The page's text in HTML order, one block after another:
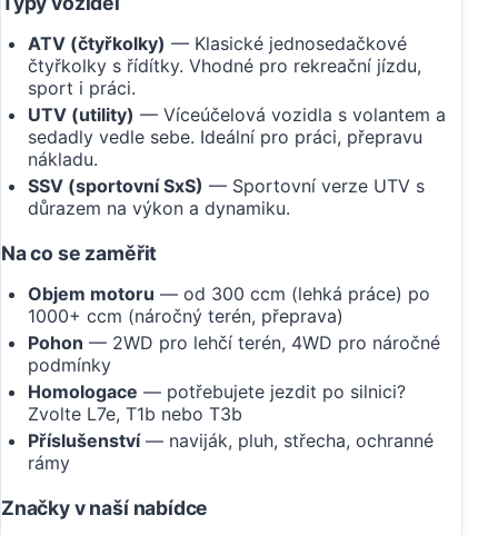
ATV (čtyřkolky) — Klasické jednosedačkové
čtyřkolky s řídítky. Vhodné pro rekreační jízdu,
sport i práci.
UTV (utility) — Víceúčelová vozidla s volantem a
sedadly vedle sebe. Ideální pro práci, přepravu
nákladu.
SSV (sportovní SxS) — Sportovní verze UTV s
důrazem na výkon a dynamiku.
Na co se zaměřit
Objem motoru — od 300 ccm (lehká práce) po
1000+ ccm (náročný terén, přeprava)
Pohon — 2WD pro lehčí terén, 4WD pro náročné
podmínky
Homologace — potřebujete jezdit po silnici?
Zvolte L7e, T1b nebo T3b
Příslušenství— naviják, pluh, střecha, ochranné
rámy
Značky v naší nabídce